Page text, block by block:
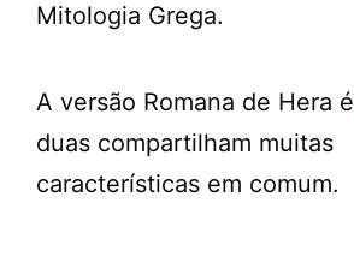
Mitologia Grega.
A versão Romana de Hera é
duas compartilham muitas
características em comum.